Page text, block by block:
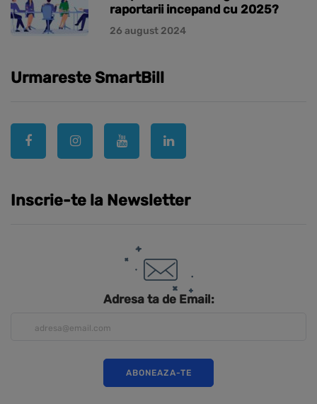
raportarii incepand cu 2025?
26 august 2024
Urmareste SmartBill
Inscrie-te la Newsletter
Adresa ta de Email: